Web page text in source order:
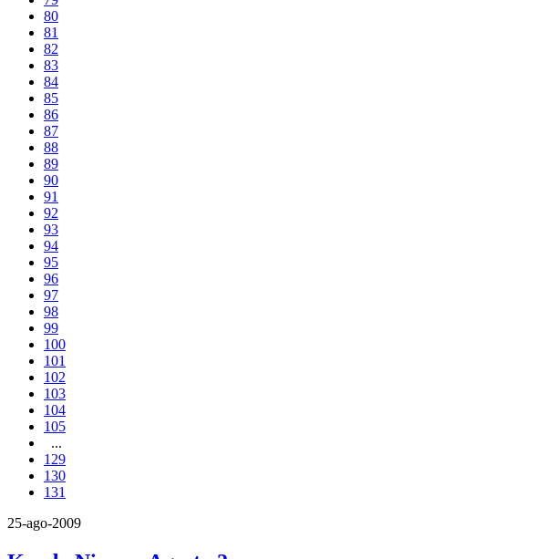
80
81
82
83
84
85
86
87
88
89
90
91
92
93
94
95
96
97
98
99
100
101
102
103
104
105
...
129
130
131
25-ago-2009